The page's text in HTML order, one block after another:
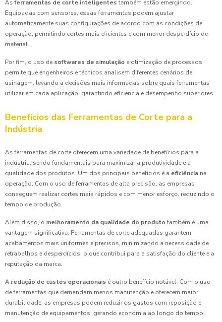
As ferramentas de corte inteligentes também estão emergindo.
Equipadas com sensores, essas ferramentas podem ajustar
automaticamente suas configurações de acordo com as condições de
operação, permitindo cortes mais eficientes e com menor desperdício de
material.
Por fim, o uso de softwares de simulação e otimização de processos
permite que engenheiros e técnicos analisem diferentes cenários de
usinagem, levando a decisões mais informadas sobre quais ferramentas
utilizar em cada aplicação, garantindo eficiência e desempenho superiores.
Benefícios das Ferramentas de Corte para a
Indústria
As ferramentas de corte oferecem uma variedade de benefícios para a
indústria, sendo fundamentais para maximizar a produtividade e a
qualidade dos produtos. Um dos principais benefícios é a eficiência na
operação. Com o uso de ferramentas de alta precisão, as empresas
conseguem realizar cortes mais rápidos e com menor esforço, reduzindo o
tempo de produção.
Além disso, o melhoramento da qualidade do produto também é uma
vantagem significativa. Ferramentas de corte adequadas garantem
acabamentos mais uniformes e precisos, minimizando a necessidade de
retrabalhos e desperdícios, o que contribui para a satisfação do cliente e a
reputação da marca.
A redução de custos operacionais é outro benefício notável. Com o uso
de ferramentas que demandam menos manutenção e oferecem maior
durabilidade, as empresas podem reduzir os gastos com reposição e
manutenção de equipamentos, gerando economia ao longo do tempo.